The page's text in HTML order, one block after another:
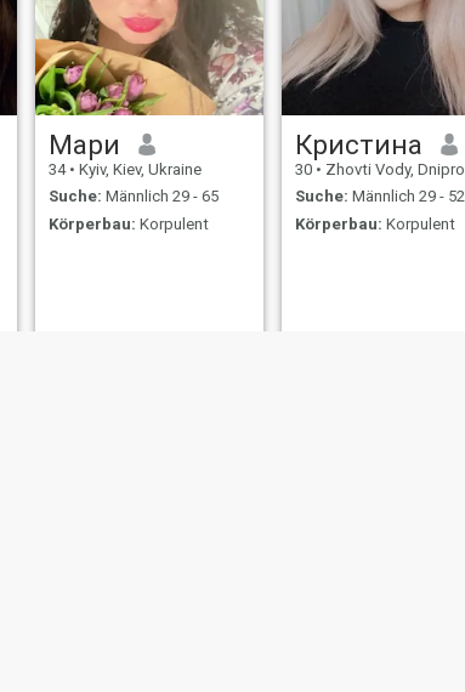
Мари
34 • Kyiv, Kiev, Ukraine
Suche: Männlich 29 - 65
Körperbau: Korpulent
Кристина
30 • Zhovti Vody, Dnipropetrovs'k,
Suche: Männlich 29 - 52
Körperbau: Korpulent